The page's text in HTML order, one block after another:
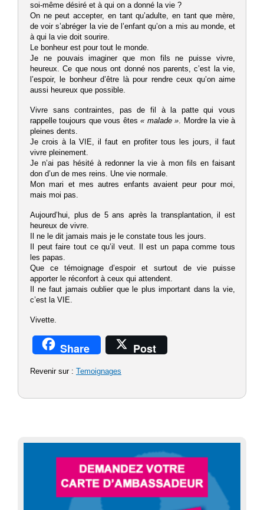
soi-même désiré et à qui on a donné la vie ?
On ne peut accepter, en tant qu’adulte, en tant que mère,
de voir s’abréger la vie de l’enfant qu’on a mis au monde, et
à qui la vie doit sourire.
Le bonheur est pour tout le monde.
Je ne pouvais imaginer que mon fils ne puisse vivre,
heureux. Ce que nous ont donné nos parents, c’est la vie,
l’espoir, le bonheur d’être là pour rendre ceux qu’on aime
aussi heureux que possible.
Vivre sans contraintes, pas de fil à la patte qui vous
rappelle toujours que vous êtes« malade ». Mordre la vie à
pleines dents.
Je crois à la VIE, il faut en profiter tous les jours, il faut
vivre pleinement.
Je n’ai pas hésité à redonner la vie à mon fils en faisant
don d’un de mes reins. Une vie normale.
Mon mari et mes autres enfants avaient peur pour moi,
mais moi pas.
Aujourd’hui, plus de 5 ans après la transplantation, il est
heureux de vivre.
Il ne le dit jamais mais je le constate tous les jours.
Il peut faire tout ce qu’il veut. Il est un papa comme tous
les papas.
Que ce témoignage d’espoir et surtout de vie puisse
apporter le réconfort à ceux qui attendent.
Il ne faut jamais oublier que le plus important dans la vie,
c’est la VIE.
Vivette.
Share Post
Revenir sur : Temoignages